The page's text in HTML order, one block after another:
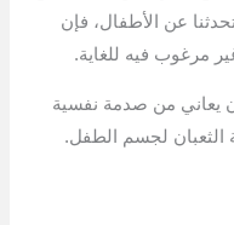
عن الأطفال، فإن
مرغوب فيه للغاية.
يعاني من صدمة نفسية
لجسم الطفل.